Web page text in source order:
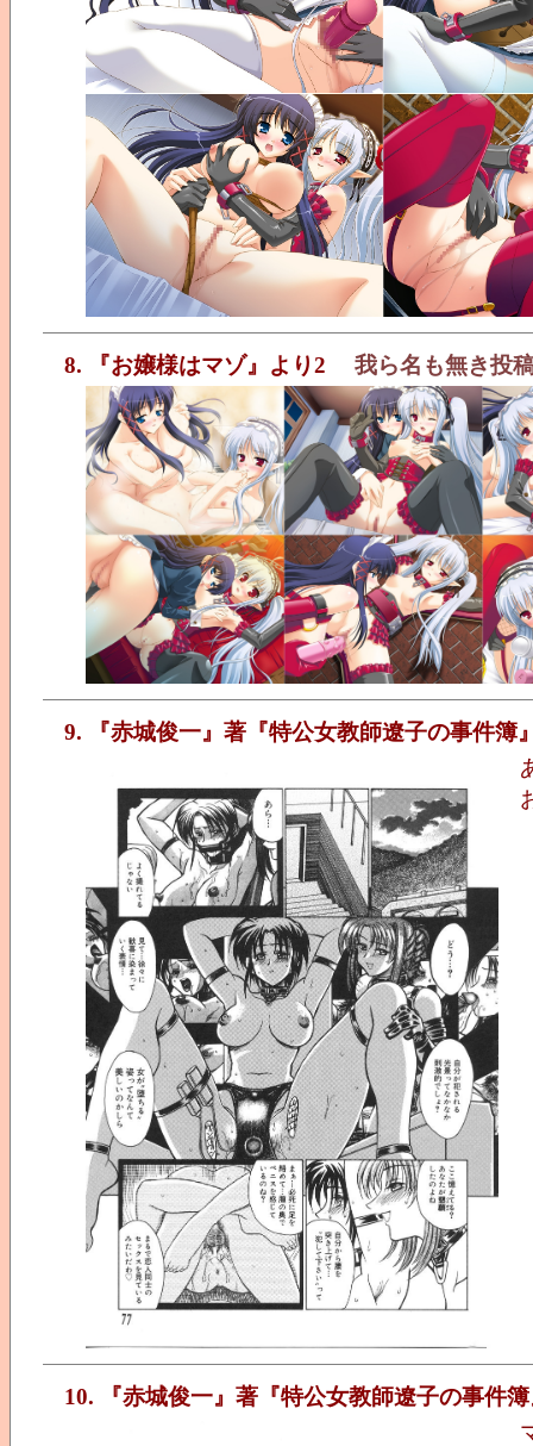
8. 『お嬢様はマゾ』より2 我ら名も無き投
9. 『赤城俊一』著『特公女教師遼子の事件簿
10. 『赤城俊一』著『特公女教師遼子の事件